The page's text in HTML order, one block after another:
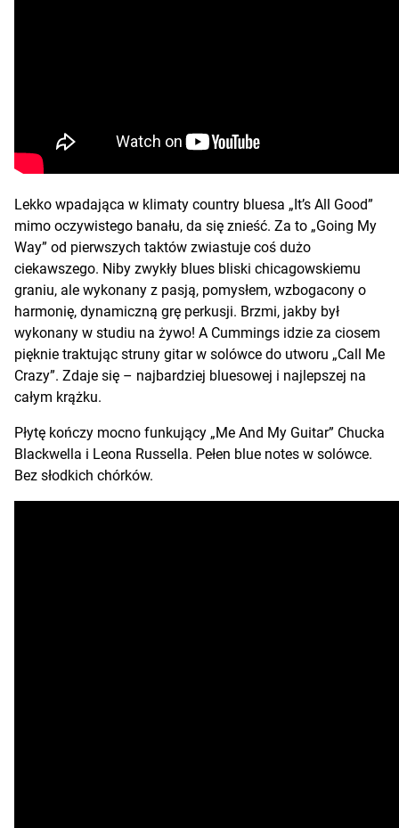
Lekko wpadająca w klimaty country bluesa „It’s All Good”
mimo oczywistego banału, da się znieść. Za to „Going My
Way” od pierwszych taktów zwiastuje coś dużo
ciekawszego. Niby zwykły blues bliski chicagowskiemu
graniu, ale wykonany z pasją, pomysłem, wzbogacony o
harmonię, dynamiczną grę perkusji. Brzmi, jakby był
wykonany w studiu na żywo! A Cummings idzie za ciosem
pięknie traktując struny gitar w solówce do utworu „Call Me
Crazy”. Zdaje się – najbardziej bluesowej i najlepszej na
całym krążku.
Płytę kończy mocno funkujący „Me And My Guitar” Chucka
Blackwella i Leona Russella. Pełen blue notes w solówce.
Bez słodkich chórków.